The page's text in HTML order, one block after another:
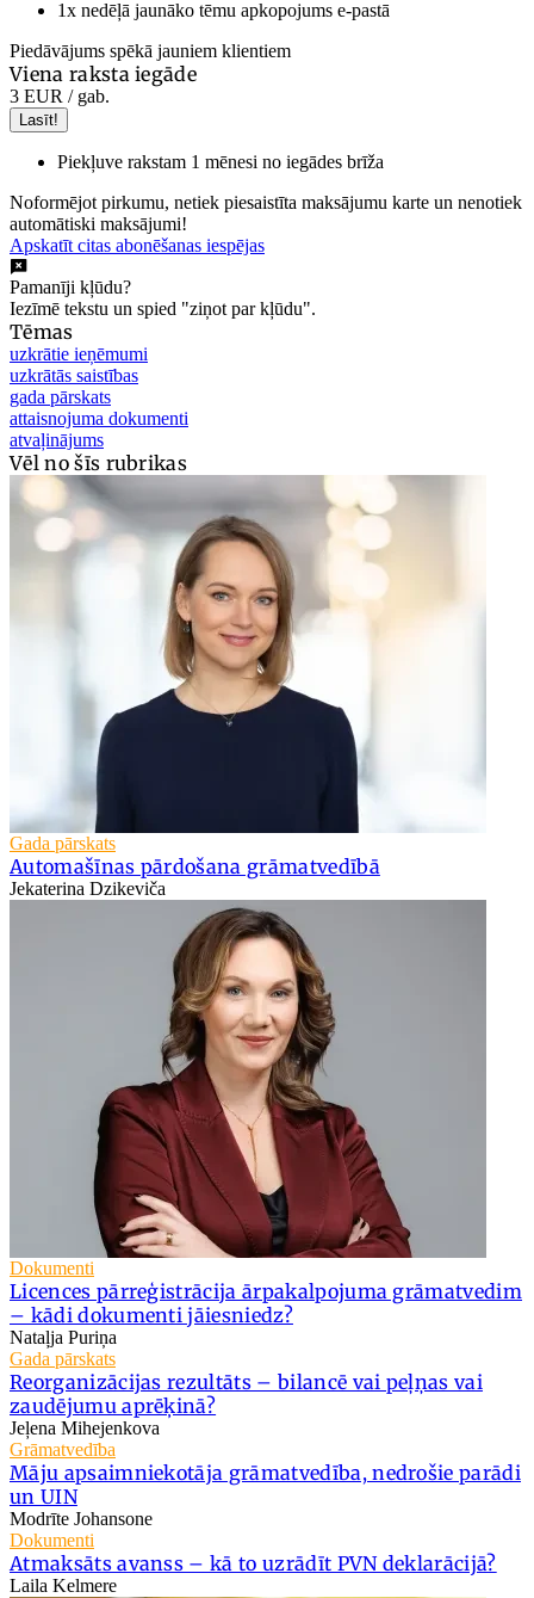
1x nedēļā jaunāko tēmu apkopojums e-pastā
Piedāvājums spēkā jauniem klientiem
Viena raksta iegāde
3 EUR / gab.
Lasīt!
Piekļuve rakstam 1 mēnesi no iegādes brīža
Noformējot pirkumu, netiek piesaistīta maksājumu karte un nenotiek
automātiski maksājumi!
Apskatīt citas abonēšanas iespējas
Pamanīji kļūdu?
Iezīmē tekstu un spied "ziņot par kļūdu".
Tēmas
uzkrātie ieņēmumi
uzkrātās saistības
gada pārskats
attaisnojuma dokumenti
atvaļinājums
Vēl no šīs rubrikas
Gada pārskats
Automašīnas pārdošana grāmatvedībā
Jekaterina Dzikeviča
Dokumenti
Licences pārreģistrācija ārpakalpojuma grāmatvedim
– kādi dokumenti jāiesniedz?
Nataļja Puriņa
Gada pārskats
Reorganizācijas rezultāts – bilancē vai peļņas vai
zaudējumu aprēķinā?
Jeļena Mihejenkova
Grāmatvedība
Māju apsaimniekotāja grāmatvedība, nedrošie parādi
un UIN
Modrīte Johansone
Dokumenti
Atmaksāts avanss – kā to uzrādīt PVN deklarācijā?
Laila Kelmere